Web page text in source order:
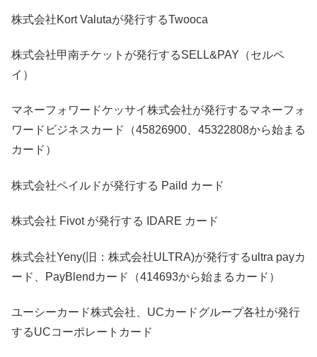
株式会社Kort Valutaが発行するTwooca
株式会社甲南チケットが発行するSELL&PAY（セルペ
イ）
マネーフォワードケッサイ株式会社が発行するマネーフォ
ワードビジネスカード（45826900、45322808から始まる
カード）
株式会社ペイルドが発行する Paild カード
株式会社 Fivot が発行する IDARE カード
株式会社Yeny(旧：株式会社ULTRA)が発行するultra payカ
ード、PayBlendカード（414693から始まるカード）
ユーシーカード株式会社、UCカードグループ各社が発行
するUCコーポレートカード